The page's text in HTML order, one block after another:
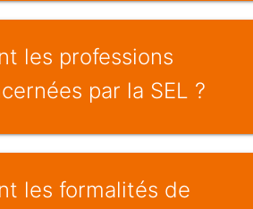
les professions
par la SEL ?
les formalités de